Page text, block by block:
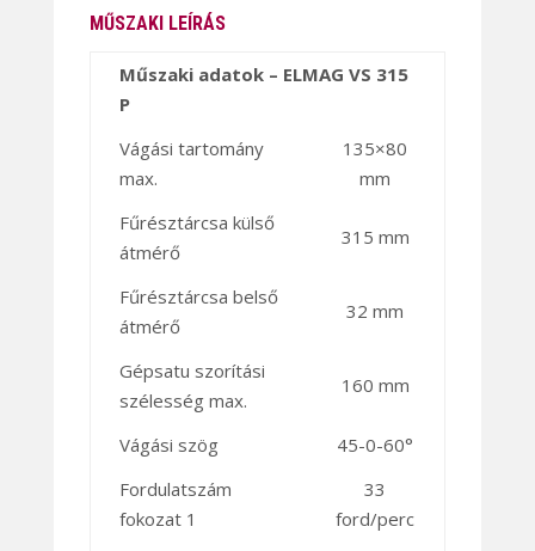
MŰSZAKI LEÍRÁS
Műszaki adatok – ELMAG VS 315
P
Vágási tartomány
max.
135×80
mm
Fűrésztárcsa külső
átmérő
315 mm
Fűrésztárcsa belső
átmérő
32 mm
Gépsatu szorítási
szélesség max.
160 mm
Vágási szög
45-0-60°
Fordulatszám
fokozat 1
33
ford/perc